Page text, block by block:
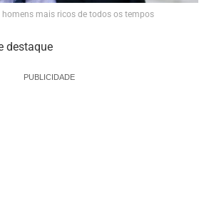
homens mais ricos de todos os tempos
destaque
PUBLICIDADE